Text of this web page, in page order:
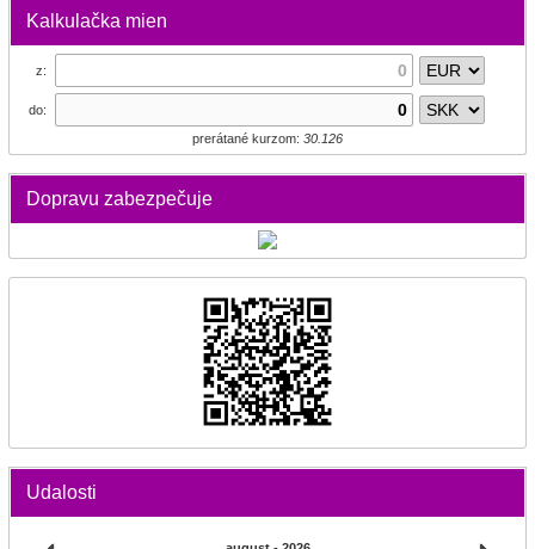
Kalkulačka mien
z:
do:
prerátané kurzom: 30.126
Dopravu zabezpečuje
Udalosti